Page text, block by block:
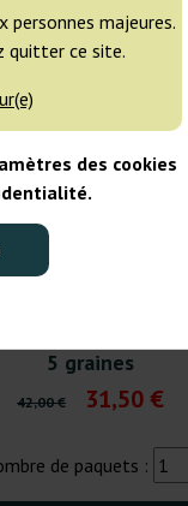
personnes majeures.
quitter ce site.
des cookies
25% MOINS
7 JOURS 25% MOINS
25%
5 graines
42,00 € 31,50 €
de paquets :